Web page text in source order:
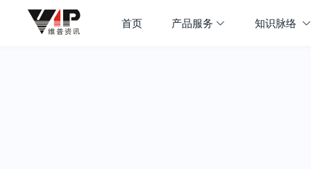
首页 产品服务 知识脉络